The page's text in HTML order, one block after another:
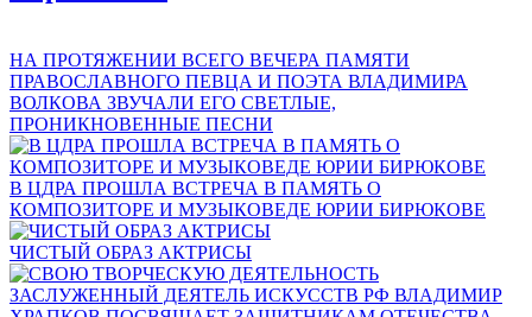
НА ПРОТЯЖЕНИИ ВСЕГО ВЕЧЕРА ПАМЯТИ
ПРАВОСЛАВНОГО ПЕВЦА И ПОЭТА ВЛАДИМИРА
ВОЛКОВА ЗВУЧАЛИ ЕГО СВЕТЛЫЕ,
ПРОНИКНОВЕННЫЕ ПЕСНИ
В ЦДРА ПРОШЛА ВСТРЕЧА В ПАМЯТЬ О
КОМПОЗИТОРЕ И МУЗЫКОВЕДЕ ЮРИИ БИРЮКОВЕ
ЧИСТЫЙ ОБРАЗ АКТРИСЫ